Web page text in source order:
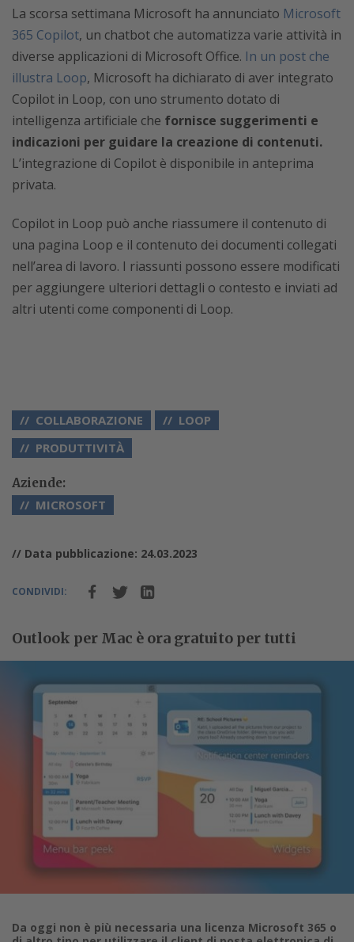
La scorsa settimana Microsoft ha annunciato Microsoft
365 Copilot, un chatbot che automatizza varie attività in
diverse applicazioni di Microsoft Office. In un post che
illustra Loop, Microsoft ha dichiarato di aver integrato
Copilot in Loop, con uno strumento dotato di
intelligenza artificiale che fornisce suggerimenti e
indicazioni per guidare la creazione di contenuti.
L’integrazione di Copilot è disponibile in anteprima
privata.
Copilot in Loop può anche riassumere il contenuto di
una pagina Loop e il contenuto dei documenti collegati
nell’area di lavoro. I riassunti possono essere modificati
per aggiungere ulteriori dettagli o contesto e inviati ad
altri utenti come componenti di Loop.
COLLABORAZIONE
LOOP
PRODUTTIVITÀ
Aziende:
MICROSOFT
// Data pubblicazione: 24.03.2023
CONDIVIDI:
Outlook per Mac è ora gratuito per tutti
Da oggi non è più necessaria una licenza Microsoft 365 o